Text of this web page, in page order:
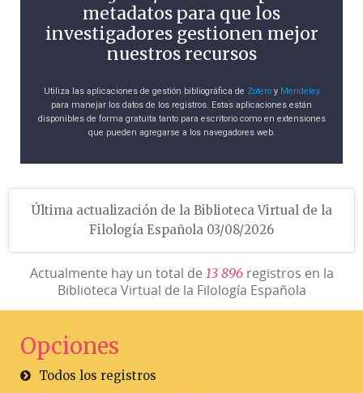
metadatos para que los
investigadores gestionen mejor
nuestros recursos
Utiliza las aplicaciones de gestión bibliográfica de Zoteroy Mendeley
para manejar los datos de los registros. Estas aplicaciones están
disponibles de forma gratuita tanto para escritorio como en extensiones
que pueden agregarse a los navegadores web.
Última actualización de la Biblioteca Virtual de la
Filología Española 03/08/2026
Actualmente hay un total de 13 896registros en la
Biblioteca Virtual de la Filología Española
Opciones
Todos los registros